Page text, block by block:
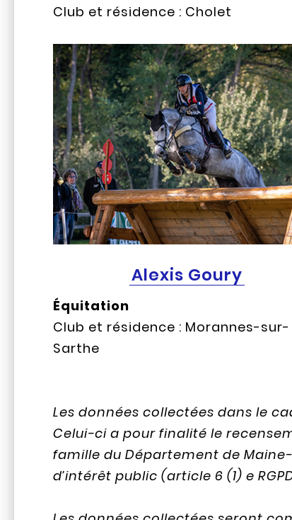
Club et résidence : Cholet
Alexis Goury
Équitation
Club et résidence : Morannes-sur-
Sarthe
Les données collectées dans le
Celui-ci a pour finalité le
famille du Département de
d’intérêt public (article 6 (1) e